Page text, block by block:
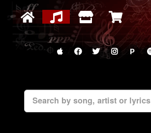
P
Search by song, artist or lyrics